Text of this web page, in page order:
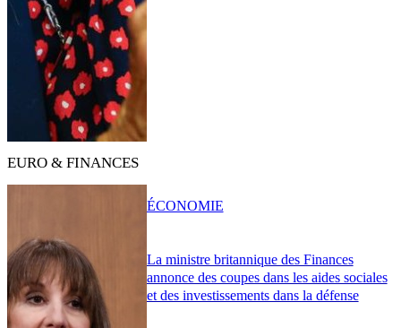
EURO & FINANCES
La ministre britannique des Finances
annonce des coupes dans les aides sociales
et des investissements dans la défense
ÉCONOMIE